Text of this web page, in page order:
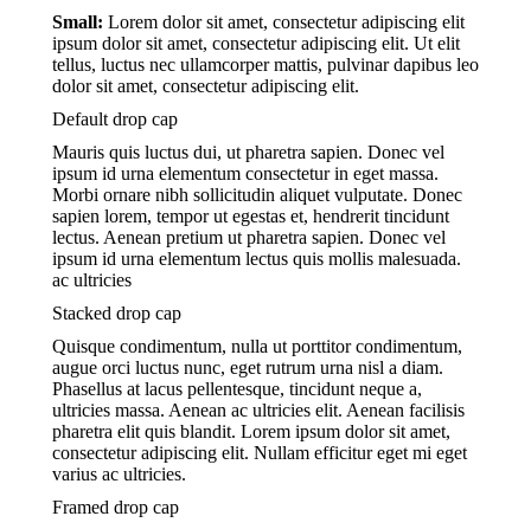
Small: Lorem dolor sit amet, consectetur adipiscing elit
ipsum dolor sit amet, consectetur adipiscing elit. Ut elit
tellus, luctus nec ullamcorper mattis, pulvinar dapibus leo
dolor sit amet, consectetur adipiscing elit.
Default drop cap
Mauris quis luctus dui, ut pharetra sapien. Donec vel
ipsum id urna elementum consectetur in eget massa.
Morbi ornare nibh sollicitudin aliquet vulputate. Donec
sapien lorem, tempor ut egestas et, hendrerit tincidunt
lectus. Aenean pretium ut pharetra sapien. Donec vel
ipsum id urna elementum lectus quis mollis malesuada.
ac ultricies
Stacked drop cap
Quisque condimentum, nulla ut porttitor condimentum,
augue orci luctus nunc, eget rutrum urna nisl a diam.
Phasellus at lacus pellentesque, tincidunt neque a,
ultricies massa. Aenean ac ultricies elit. Aenean facilisis
pharetra elit quis blandit. Lorem ipsum dolor sit amet,
consectetur adipiscing elit. Nullam efficitur eget mi eget
varius ac ultricies.
Framed drop cap